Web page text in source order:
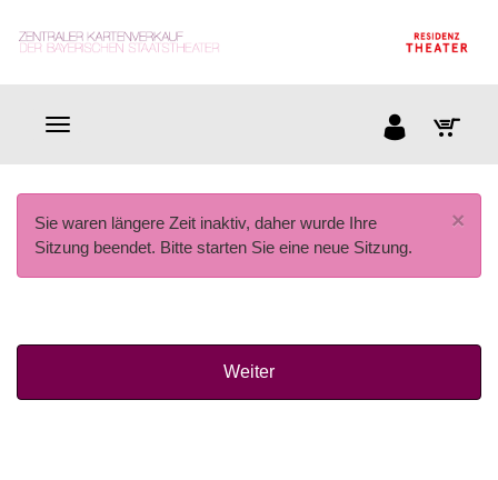
×
Sie waren längere Zeit inaktiv, daher wurde Ihre
Sitzung beendet. Bitte starten Sie eine neue Sitzung.
Weiter